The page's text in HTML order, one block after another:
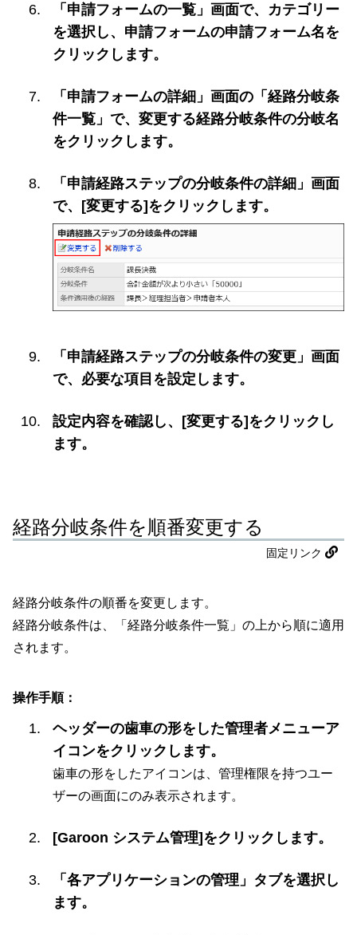
「申請フォームの一覧」画面で、カテゴリー
を選択し、申請フォームの申請フォーム名を
クリックします。
「申請フォームの詳細」画面の「経路分岐条
件一覧」で、変更する経路分岐条件の分岐名
をクリックします。
「申請経路ステップの分岐条件の詳細」画面
で、[変更する]をクリックします。
「申請経路ステップの分岐条件の変更」画面
で、必要な項目を設定します。
設定内容を確認し、[変更する]をクリックし
ます。
経路分岐条件を順番変更する
固定リンク
経路分岐条件の順番を変更します。
経路分岐条件は、「経路分岐条件一覧」の上から順に適用
されます。
操作手順：
ヘッダーの歯車の形をした管理者メニューア
イコンをクリックします。
歯車の形をしたアイコンは、管理権限を持つユー
ザーの画面にのみ表示されます。
[Garoon システム管理]をクリックします。
「各アプリケーションの管理」タブを選択し
ます。